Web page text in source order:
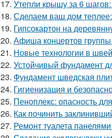
17. Утепли крышу за 6 шагов:
18. Сделаем ваш дом
19. Гипсокартон на
20. Афиша концертов группы
21. Новые технологии в
22. Устойчивый фундамент
23. Фундамент шведская
24. Гигиенизация и
25. Пеноплекс: опасность
26. Как починить
27. Ремонт туалета